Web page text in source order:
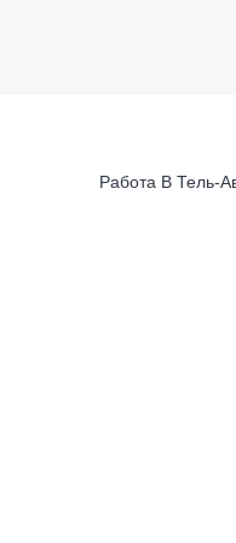
Работа В Тель-